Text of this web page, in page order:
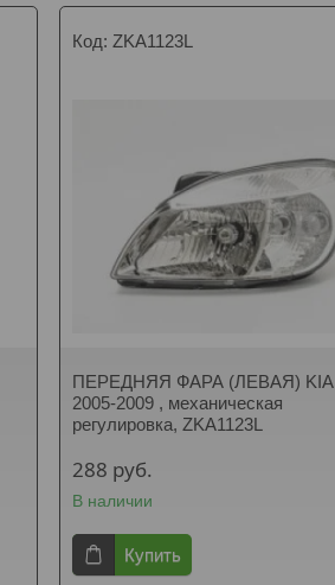
ZKA1123L
ПЕРЕДНЯЯ ФАРА (ЛЕВАЯ) KIA
2005-2009 , механическая
регулировка, ZKA1123L
288 руб.
В наличии
Купить